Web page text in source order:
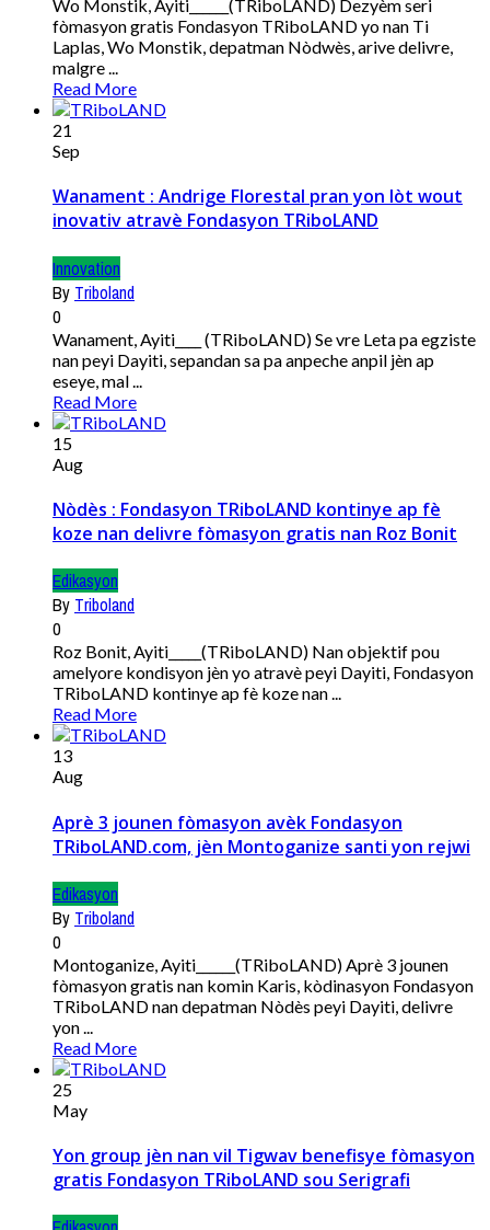
Wo Monstik, Ayiti______(TRiboLAND) Dezyèm seri
fòmasyon gratis Fondasyon TRiboLAND yo nan Ti
Laplas, Wo Monstik, depatman Nòdwès, arive delivre,
malgre ...
Read More
21
Sep
Wanament : Andrige Florestal pran yon lòt wout
inovativ atravè Fondasyon TRiboLAND
Innovation
By Triboland
0
Wanament, Ayiti____ (TRiboLAND) Se vre Leta pa egziste
nan peyi Dayiti, sepandan sa pa anpeche anpil jèn ap
eseye, mal ...
Read More
15
Aug
Nòdès : Fondasyon TRiboLAND kontinye ap fè
koze nan delivre fòmasyon gratis nan Roz Bonit
Edikasyon
By Triboland
0
Roz Bonit, Ayiti_____(TRiboLAND) Nan objektif pou
amelyore kondisyon jèn yo atravè peyi Dayiti, Fondasyon
TRiboLAND kontinye ap fè koze nan ...
Read More
13
Aug
Aprè 3 jounen fòmasyon avèk Fondasyon
TRiboLAND.com, jèn Montoganize santi yon rejwi
Edikasyon
By Triboland
0
Montoganize, Ayiti______(TRiboLAND) Aprè 3 jounen
fòmasyon gratis nan komin Karis, kòdinasyon Fondasyon
TRiboLAND nan depatman Nòdès peyi Dayiti, delivre
yon ...
Read More
25
May
Yon group jèn nan vil Tigwav benefisye fòmasyon
gratis Fondasyon TRiboLAND sou Serigrafi